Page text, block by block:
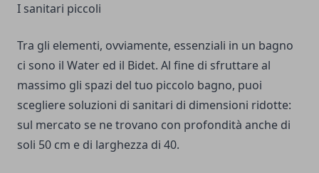
I sanitari piccoli
Tra gli elementi, ovviamente, essenziali in un bagno
ci sono il Water ed il Bidet. Al fine di sfruttare al
massimo gli spazi del tuo piccolo bagno, puoi
scegliere soluzioni di sanitari di dimensioni ridotte:
sul mercato se ne trovano con profondità anche di
soli 50 cm e di larghezza di 40.